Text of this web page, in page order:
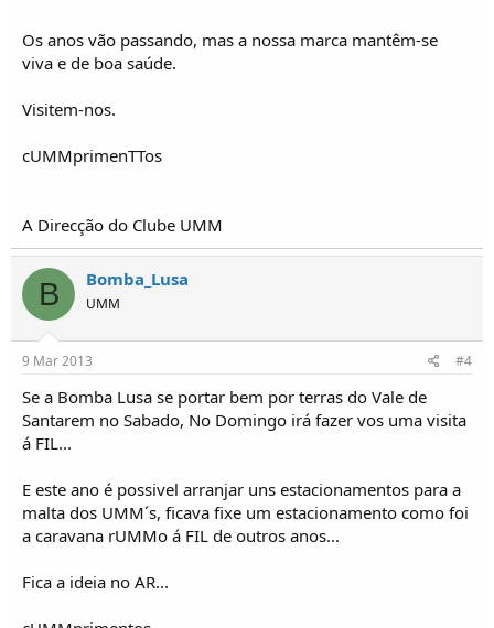
Os anos vão passando, mas a nossa marca mantêm-se
viva e de boa saúde.
Visitem-nos.
cUMMprimenTTos
A Direcção do Clube UMM
B Bomba_Lusa
UMM
9 Mar 2013 #4
Se a Bomba Lusa se portar bem por terras do Vale de
Santarem no Sabado, No Domingo irá fazer vos uma visita
á FIL...
E este ano é possivel arranjar uns estacionamentos para a
malta dos UMM´s, ficava fixe um estacionamento como foi
a caravana rUMMo á FIL de outros anos...
Fica a ideia no AR...